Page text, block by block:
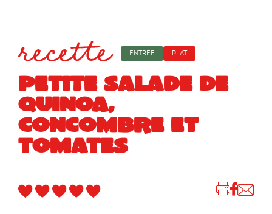
recette ENTRÉE PLAT
PETITE SALADE DE
QUINOA,
CONCOMBRE ET
TOMATES